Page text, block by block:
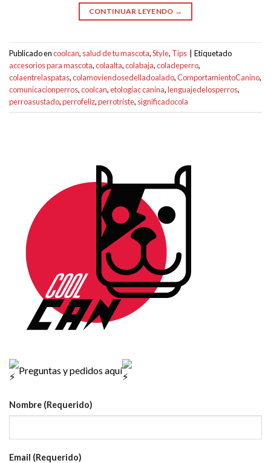
CONTINUAR LEYENDO →
Publicado encoolcan, salud de tu mascota,Style, Tips
Etiquetado
accesorios para mascota,colaalta,colabaja,coladeperro,
colaentrelaspatas,colamoviendosedelladoalado,ComportamientoCanino,
comunicacionperros,coolcan,etologiac canina,lenguajedelosperros,
perroasustado,perrofeliz,perrotriste, significadocola
Preguntas y pedidos aquí
Nombre (Requerido)
Email (Requerido)